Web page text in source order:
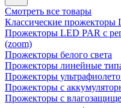
Смотреть все товары
Классические прожекторы
Прожекторы LED PAR c
(zoom)
Прожекторы белого света
Прожекторы линейные
Прожекторы
Прожекторы с
Прожекторы с